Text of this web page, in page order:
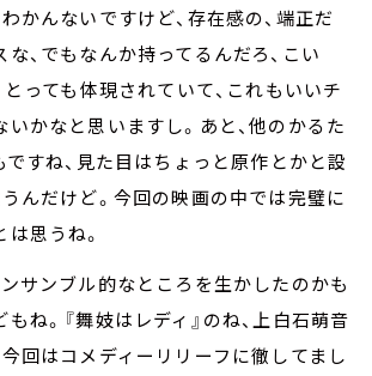
かんないですけど、存在感の、端正だ
、でもなんか持ってるんだろ、こい
っても体現されていて、これもいいチ
いかなと思いますし。あと、他のかるた
ですね、見た目はちょっと原作とかと設
んだけど。今回の映画の中では完璧に
思うね。
ンサンブル的なところを生かしたのかも
ね。『舞妓はレディ』のね、上白石萌音
回はコメディーリリーフに徹してまし